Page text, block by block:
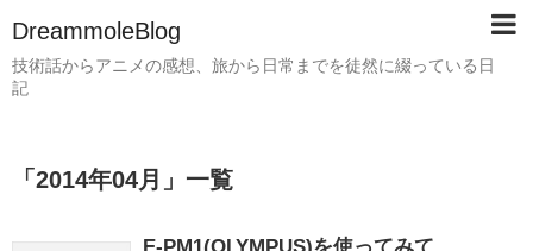
DreammoleBlog
技術話からアニメの感想、旅から日常までを徒然に綴っている日
記
「 2014年04月 」 一覧